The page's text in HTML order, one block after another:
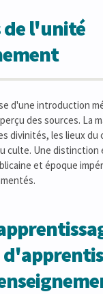
de l'unité
d'une introduction
des sources. La
divinités, les lieux du
culte. Une
et époque